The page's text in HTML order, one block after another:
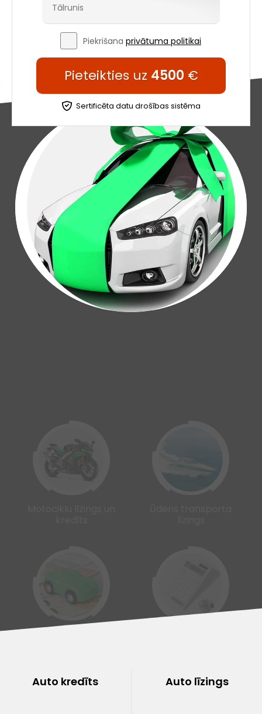
Piekrišana privātuma politikai
Pieteikties uz 4500 €
Sertificēta datu drošības sistēma
Auto kredīts Auto līzings